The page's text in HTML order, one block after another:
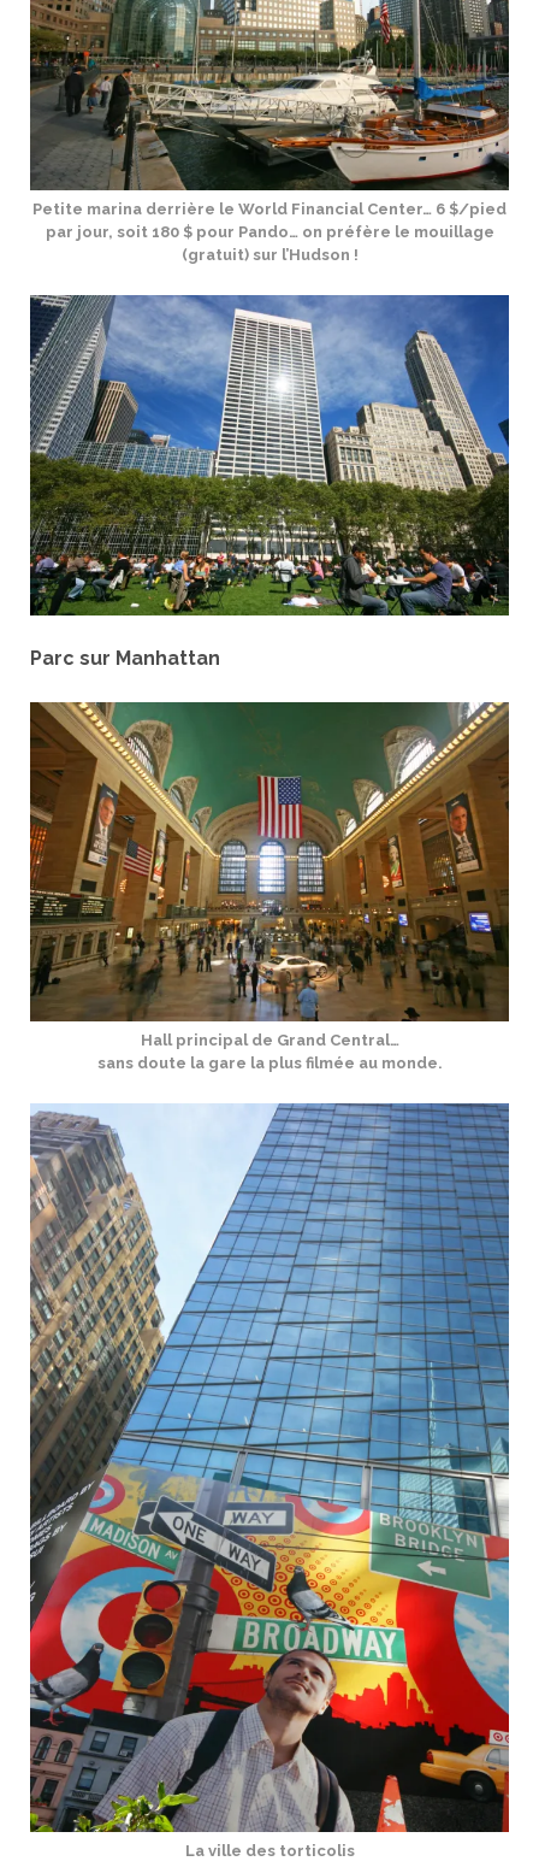
Petite marina derrière le World Financial Center… 6 $/pied
par jour, soit 180 $ pour Pando… on préfère le mouillage
(gratuit) sur l’Hudson !
Parc sur Manhattan
Hall principal de Grand Central…
sans doute la gare la plus filmée au monde.
La ville des torticolis